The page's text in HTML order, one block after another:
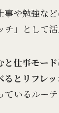
事や勉強な
」として活
と仕事モー
るとリフレ
いるルーテ